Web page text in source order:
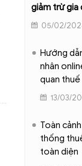
giảm trừ gia
05/02/
Hướng
nhân
quan thuế
13/03/
Toàn
thống
toàn diện